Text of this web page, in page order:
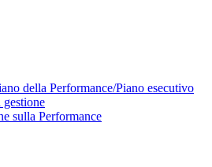
della Performance/Piano esecutivo
gestione
sulla Performance